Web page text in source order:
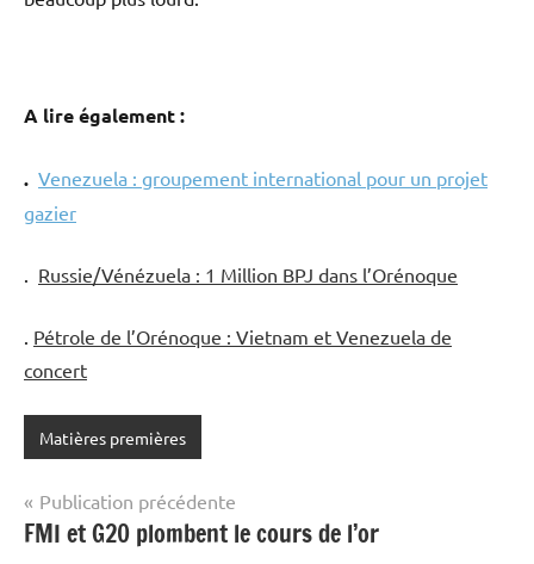
A lire également :
. Venezuela : groupement international pour un projet
gazier
. Russie/Vénézuela : 1 Million BPJ dans l’Orénoque
. Pétrole de l’Orénoque : Vietnam et Venezuela de
concert
Matières premières
Navigation
de
Publication précédente
FMI et G20 plombent le cours de l’or